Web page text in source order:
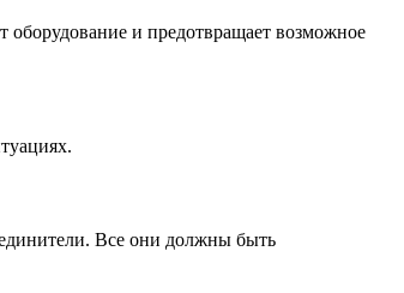
оборудование и предотвращает возможное
Все они должны быть